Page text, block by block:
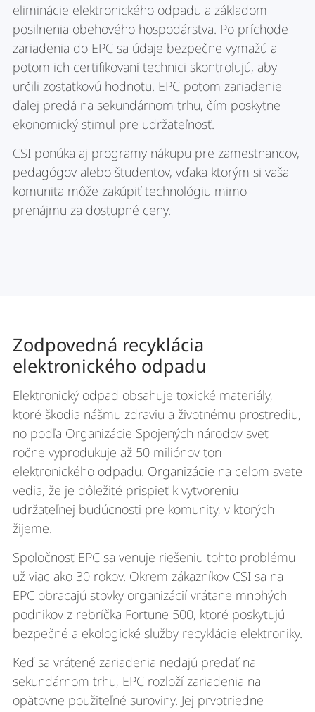
eliminácie elektronického odpadu a základom
posilnenia obehového hospodárstva. Po príchode
zariadenia do EPC sa údaje bezpečne vymažú a
potom ich certifikovaní technici skontrolujú, aby
určili zostatkovú hodnotu. EPC potom zariadenie
ďalej predá na sekundárnom trhu, čím poskytne
ekonomický stimul pre udržateľnosť.
CSI ponúka aj programy nákupu pre zamestnancov,
pedagógov alebo študentov, vďaka ktorým si vaša
komunita môže zakúpiť technológiu mimo
prenájmu za dostupné ceny.
Zodpovedná recyklácia
elektronického odpadu
Elektronický odpad obsahuje toxické materiály,
ktoré škodia nášmu zdraviu a životnému prostrediu,
no podľa Organizácie Spojených národov svet
ročne vyprodukuje až 50 miliónov ton
elektronického odpadu. Organizácie na celom svete
vedia, že je dôležité prispieť k vytvoreniu
udržateľnej budúcnosti pre komunity, v ktorých
žijeme.
Spoločnosť EPC sa venuje riešeniu tohto problému
už viac ako 30 rokov. Okrem zákazníkov CSI sa na
EPC obracajú stovky organizácií vrátane mnohých
podnikov z rebríčka Fortune 500, ktoré poskytujú
bezpečné a ekologické služby recyklácie elektroniky.
Keď sa vrátené zariadenia nedajú predať na
sekundárnom trhu, EPC rozloží zariadenia na
opätovne použiteľné suroviny. Jej prvotriedne